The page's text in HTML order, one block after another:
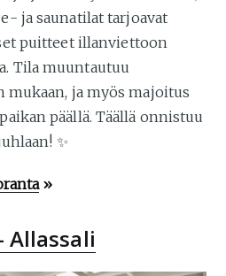
ja saunatilat tarjoavat
puitteet illanviettoon
Tila muuntautuu
ja myös majoitus
päällä. Täällä onnistuu
✨
»
Allassali